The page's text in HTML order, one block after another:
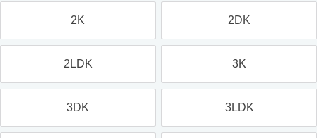
2K 2DK
2LDK 3K
3DK 3LDK